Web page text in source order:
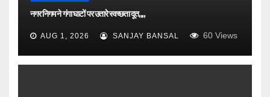
नगर निगम ने गंगा घाटों पर उतारे स्वच्छता दूत,,,,
AUG 1, 2026 SANJAY BANSAL 60 Views